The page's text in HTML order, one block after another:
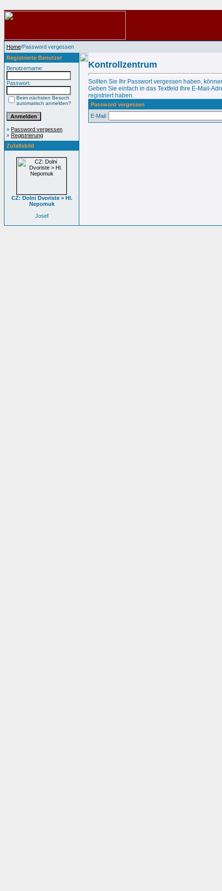
Home/Password vergessen
Registrierte Benutzer
Benutzername:
Passwort:
Beim nächsten Besuch
automatisch anmelden?
» Password vergessen
» Registrierung
Zufallsbild
CZ: Dolni Dvoriste > Hl.
Nepomuk
Josef
Kontrollzentrum
Sollten Sie Ihr Passwort vergessen haben,
Geben Sie einfach in das Textfeld Ihre E-Mail-
registriert haben.
Password vergessen
E-Mail: